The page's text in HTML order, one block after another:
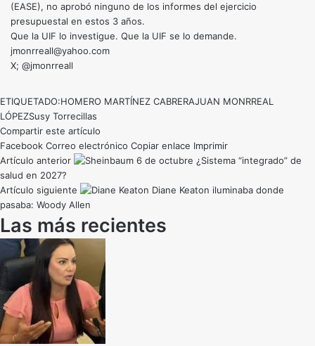
(EASE), no aprobó ninguno de los informes del ejercicio
presupuestal en estos 3 años.
Que la UIF lo investigue. Que la UIF se lo demande.
jmonrreall@yahoo.com
X; @jmonrreall
ETIQUETADO:HOMERO MARTÍNEZ CABRERAJUAN MONRREAL
LÓPEZSusy Torrecillas
Compartir este artículo
Facebook Correo electrónico Copiar enlace Imprimir
Artículo anterior
¿Sistema “integrado” de
salud en 2027?
Artículo siguiente
Diane Keaton iluminaba donde
pasaba: Woody Allen
Las más recientes